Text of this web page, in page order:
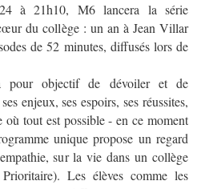
à 21h10, M6 lancera la série
du collège : un an à Jean Villar
de 52 minutes, diffusés lors de
pour objectif de dévoiler et de
enjeux, ses espoirs, ses réussites,
où tout est possible - en ce moment
unique propose un regard
sur la vie dans un collège
Les élèves comme les